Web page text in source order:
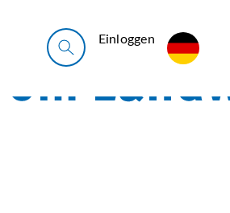
Ein­log­gen